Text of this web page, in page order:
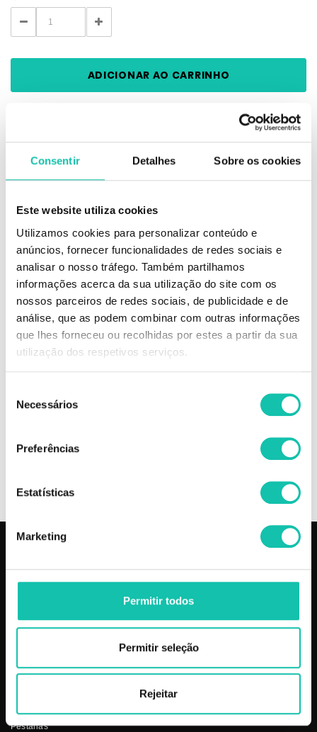
Consentir Detalhes Sobre os cookies
Este website utiliza cookies
Utilizamos cookies para personalizar conteúdo e
anúncios, fornecer funcionalidades de redes sociais e
analisar o nosso tráfego. Também partilhamos
informações acerca da sua utilização do site com os
nossos parceiros de redes sociais, de publicidade e de
análise, que as podem combinar com outras informações
que lhes forneceu ou recolhidas por estes a partir da sua
utilização dos respetivos serviços.
Necessários
Preferências
Estatísticas
Marketing
Permitir todos
Permitir seleção
Rejeitar
Stock:
DECREASE
QUANTITY:
INCREASE
QUANTITY:
O secador Dreox é simplesmente imbatível em termos de relação
Com um motor de 2.000 Watt proporciona um desempenho profissional.
Especificações:
- 3 temperaturas
- Motor DC 2000 Watts
- Peso: 540 g
- Fio 2,8 metros
Comprar Secador cabelo OBB SIBEL OBB SIBEL MELHOR PREÇO |
Comprar OBB SIBEL Secador cabelo OBB SIBEL MELHOR PREÇO |
Cabelo
Makeup
Pestanas
Termos e condições
Os nossos preços
Fornecedores